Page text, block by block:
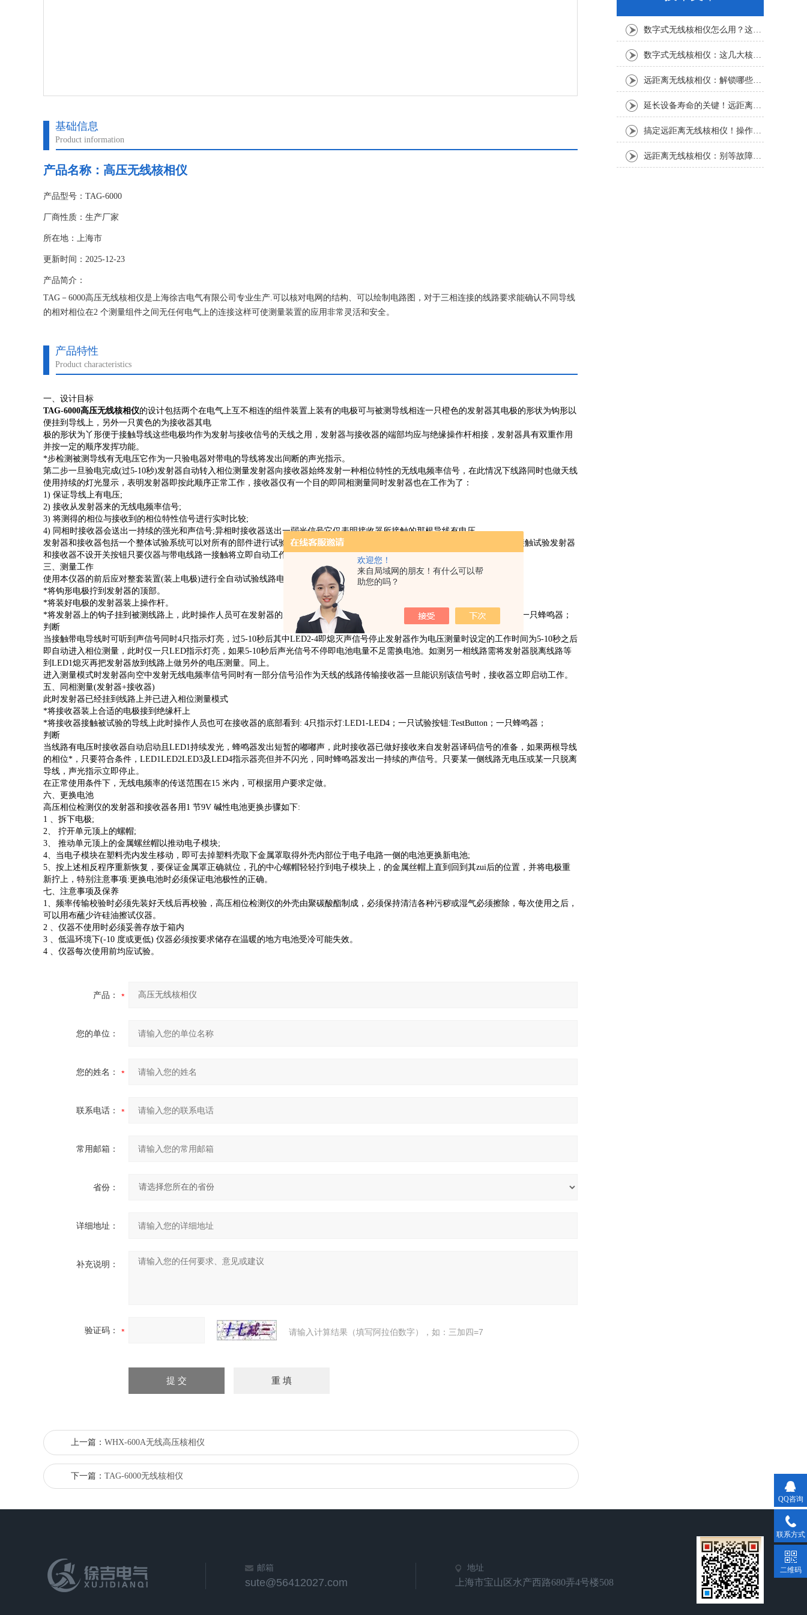
欢迎您！
来自局域网的朋友！有什么可以帮
助您的吗？
基础信息
Product information
产品名称： 高压无线核相仪
产品型号：TAG-6000
厂商性质：生产厂家
所在地：上海市
更新时间：2025-12-23
产品简介：
TAG－6000高压无线核相仪是上海徐吉电气有限公司专业生产.可以核对电网的结构、可以绘制电路图，对于三相连接的线路要求能确认不同导线
的相对相位在2 个测量组件之间无任何电气上的连接这样可使测量装置的应用非常灵活和安全。
产品特性
Product characteristics
一、设计目标
TAG-6000高压无线核相仪的设计包括两个在电气上互不相连的组件装置上装有的电极可与被测导线相连一只橙色的发射器其电极的形状为钩形以
便挂到导线上，另外一只黄色的为接收器其电
极的形状为丫形便于接触导线这些电极均作为发射与接收信号的天线之用，发射器与接收器的端部均应与绝缘操作杆相接，发射器具有双重作用
并按一定的顺序发挥功能。
*步检测被测导线有无电压它作为一只验电器对带电的导线将发出间断的声光指示。
第二步一旦验电完成(过5-10秒)发射器自动转入相位测量发射器向接收器始终发射一种相位特性的无线电频率信号，在此情况下线路同时也做天线
使用持续的灯光显示，表明发射器即按此顺序正常工作，接收器仅有一个目的即同相测量同时发射器也在工作为了：
1) 保证导线上有电压;
2) 接收从发射器来的无线电频率信号;
3) 将测得的相位与接收到的相位特性信号进行实时比较;
4) 同相时接收器会送出一持续的强光和声信号;异相时接收器送出一弱光信号它仅表明接收器所接触的那根导线有电压。
发射器和接收器包括一个整体试验系统可以对所有的部件进行试验:电气元件电池线路和天线进行这种试验，相当于对实际线路的接触试验发射器
和接收器不设开关按钮只要仪器与带电线路一接触将立即自动工作测量电极不与导线接触就立即停止工作。
三、测量工作
使用本仪器的前后应对整套装置(装上电极)进行全自动试验线路电压测量(只使用发射器)
*将钩形电极拧到发射器的顶部。
*将装好电极的发射器装上操作杆。
*将发射器上的钩子挂到被测线路上，此时操作人员可在发射器的底部看到：4 只指示灯:LED1-LED4；一只试验按钮:TestButton ；一只蜂鸣器；
判断
当接触带电导线时可听到声信号同时4只指示灯亮，过5-10秒后其中LED2-4即熄灭声信号停止发射器作为电压测量时设定的工作时间为5-10秒之后
即自动进入相位测量，此时仅一只LED指示灯亮，如果5-10秒后声光信号不停即电池电量不足需换电池。如测另一相线路需将发射器脱离线路等
到LED1熄灭再把发射器放到线路上做另外的电压测量。同上。
进入测量模式时发射器向空中发射无线电频率信号同时有一部分信号沿作为天线的线路传输接收器一旦能识别该信号时，接收器立即启动工作。
五、同相测量(发射器+接收器)
此时发射器已经挂到线路上并已进入相位测量模式
*将接收器装上合适的电极接到绝缘杆上
*将接收器接触被试验的导线上此时操作人员也可在接收器的底部看到: 4只指示灯:LED1-LED4；一只试验按钮:TestButton；一只蜂鸣器；
判断
当线路有电压时接收器自动启动且LED1持续发光，蜂鸣器发出短暂的嘟嘟声，此时接收器已做好接收来自发射器译码信号的准备，如果两根导线
的相位*，只要符合条件，LED1LED2LED3及LED4指示器亮但并不闪光，同时蜂鸣器发出一持续的声信号。只要某一侧线路无电压或某一只脱离
导线，声光指示立即停止。
在正常使用条件下，无线电频率的传送范围在15 米内，可根据用户要求定做。
六、更换电池
高压相位检测仪的发射器和接收器各用1 节9V 碱性电池更换步骤如下:
1 、拆下电极;
2、 拧开单元顶上的螺帽;
3、 推动单元顶上的金属螺丝帽以推动电子模块;
4、当电子模块在塑料壳内发生移动，即可去掉塑料壳取下金属罩取得外壳内部位于电子电路一侧的电池更换新电池;
5、按上述相反程序重新恢复，要保证金属罩正确就位，孔的中心螺帽轻轻拧到电子模块上，的金属丝帽上直到回到其zui后的位置，并将电极重
新拧上，特别注意事项:更换电池时必须保证电池极性的正确。
七、注意事项及保养
1、频率传输校验时必须先装好天线后再校验，高压相位检测仪的外壳由聚碳酸酯制成，必须保持清洁各种污秽或湿气必须擦除，每次使用之后，
可以用布蘸少许硅油擦试仪器。
2 、仪器不使用时必须妥善存放于箱内
3 、低温环境下(-10 度或更低) 仪器必须按要求储存在温暖的地方电池受冷可能失效。
4 、仪器每次使用前均应试验。
产品：
您的单位：
您的姓名：
联系电话：
常用邮箱：
省份：
详细地址：
补充说明：
验证码： 请输入计算结果（填写阿拉伯数字），如：三加四=7
上一篇： WHX-600A无线高压核相仪
下一篇： TAG-6000无线核相仪
数字式无线核相仪怎么用？这份实操指南，新手也能轻松上手
数字式无线核相仪：这几大核心特点，让核相作业效率直接“提速”
远距离无线核相仪：解锁哪些“看不见”的电力适配场景？
延长设备寿命的关键！远距离无线核相仪的保养细节，资深运维都在悄悄用
搞定远距离无线核相仪！操作步骤全梳理，每一步都讲透
远距离无线核相仪：别等故障才重视！这份维护保养指南请收好
邮箱
sute@56412027.com
地址
上海市宝山区水产西路680弄4号楼508
QQ咨询
联系方式
二维码